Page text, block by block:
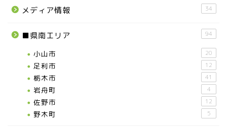
メディア情報 34
■県南エリア 94
小山市 20
足利市 12
栃木市 41
岩舟町 4
佐野市 12
野木町 5